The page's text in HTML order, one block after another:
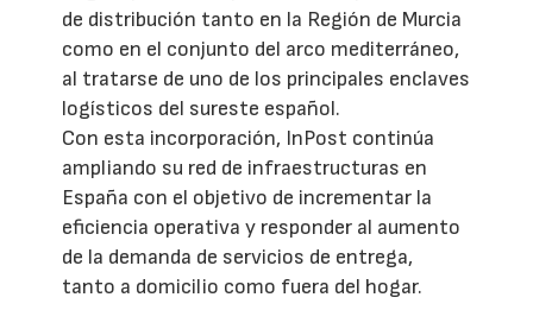
de distribución tanto en la Región de Murcia
como en el conjunto del arco mediterráneo,
al tratarse de uno de los principales enclaves
logísticos del sureste español.
Con esta incorporación, InPost continúa
ampliando su red de infraestructuras en
España con el objetivo de incrementar la
eficiencia operativa y responder al aumento
de la demanda de servicios de entrega,
tanto a domicilio como fuera del hogar.